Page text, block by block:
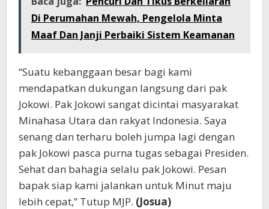
Di Perumahan Mewah, Pengelola Minta
Maaf Dan Janji Perbaiki Sistem Keamanan
“Suatu kebanggaan besar bagi kami
mendapatkan dukungan langsung dari pak
Jokowi. Pak Jokowi sangat dicintai masyarakat
Minahasa Utara dan rakyat Indonesia. Saya
senang dan terharu boleh jumpa lagi dengan
pak Jokowi pasca purna tugas sebagai Presiden.
Sehat dan bahagia selalu pak Jokowi. Pesan
bapak siap kami jalankan untuk Minut maju
lebih cepat,” Tutup MJP. (Josua)